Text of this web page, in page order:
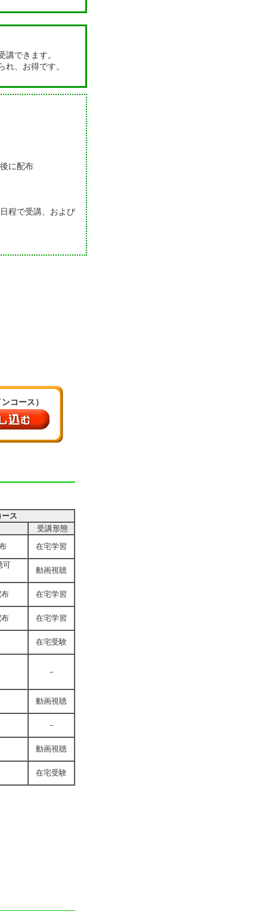
できます。
、お得です。
に配布
程で受講、および
コース）
ス
受講形態
在宅学習
可
動画視聴
在宅学習
在宅学習
在宅受験
－
動画視聴
－
動画視聴
在宅受験